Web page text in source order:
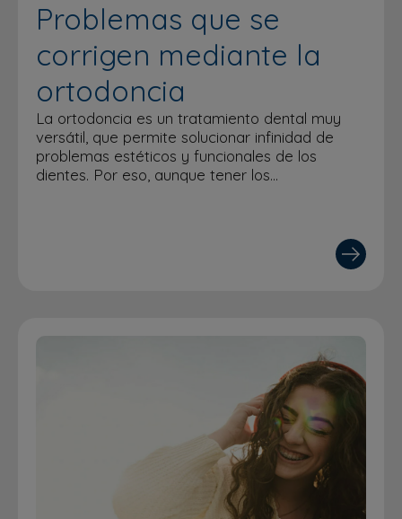
Problemas que se
corrigen mediante la
ortodoncia
La ortodoncia es un tratamiento dental muy
versátil, que permite solucionar infinidad de
problemas estéticos y funcionales de los
dientes. Por eso, aunque tener los…